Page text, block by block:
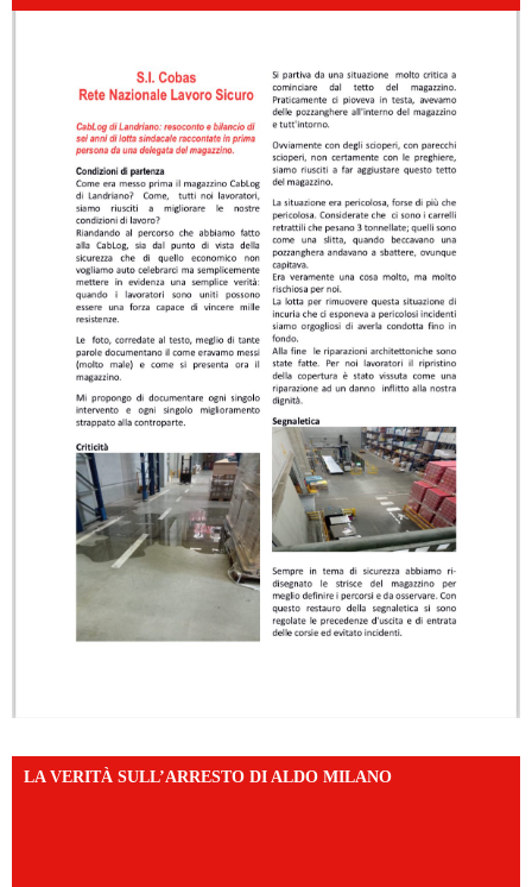
LA VERITÀ SULL’ARRESTO DI ALDO MILANO